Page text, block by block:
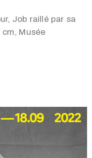
Job raillé par sa
Musée